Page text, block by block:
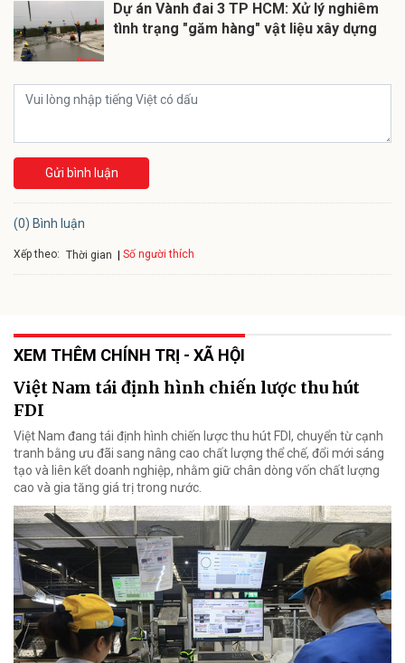
Dự án Vành đai 3 TP HCM: Xử lý nghiêm
tình trạng "găm hàng" vật liệu xây dựng
Gửi bình luận
(0) Bình luận
Xếp theo: Thời gian Số người thích
XEM THÊM CHÍNH TRỊ - XÃ HỘI
Việt Nam tái định hình chiến lược thu hút
FDI
Việt Nam đang tái định hình chiến lược thu hút FDI, chuyển từ cạnh
tranh bằng ưu đãi sang nâng cao chất lượng thể chế, đổi mới sáng
tạo và liên kết doanh nghiệp, nhằm giữ chân dòng vốn chất lượng
cao và gia tăng giá trị trong nước.